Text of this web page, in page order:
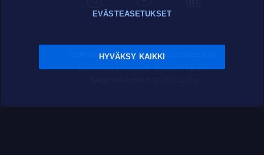
Sopimusehdot Tietosuoja Evästeasetukset
Sääntelyviranomaiset Saavutettavuus
EVÄSTEASETUKSET
HYVÄKSY KAIKKI